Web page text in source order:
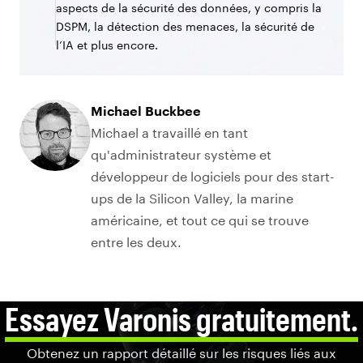
aspects de la sécurité des données, y compris la
DSPM, la détection des menaces, la sécurité de
l’IA et plus encore.
Michael Buckbee
Michael a travaillé en tant
qu'administrateur système et
développeur de logiciels pour des start-
ups de la Silicon Valley, la marine
américaine, et tout ce qui se trouve
entre les deux.
Essayez Varonis gratuitement.
Obtenez un rapport détaillé sur les risques liés aux